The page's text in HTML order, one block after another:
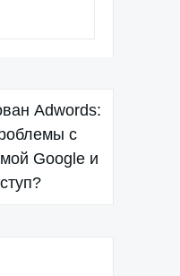
Adwords:
с
Google и